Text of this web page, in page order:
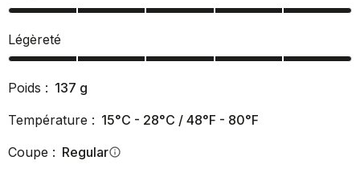
Légèreté
Poids : 137 g
Température : 15°C - 28°C / 48°F - 80°F
Coupe : Regularinfo